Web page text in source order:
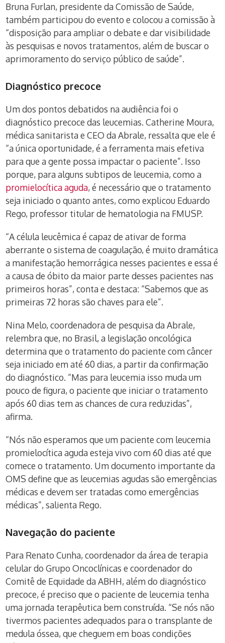
Bruna Furlan, presidente da Comissão de Saúde,
também participou do evento e colocou a comissão à
“disposição para ampliar o debate e dar visibilidade
às pesquisas e novos tratamentos, além de buscar o
aprimoramento do serviço público de saúde”.
Diagnóstico precoce
Um dos pontos debatidos na audiência foi o
diagnóstico precoce das leucemias. Catherine Moura,
médica sanitarista e CEO da Abrale, ressalta que ele é
“a única oportunidade, é a ferramenta mais efetiva
para que a gente possa impactar o paciente”. Isso
porque, para alguns subtipos de leucemia, como a
promielocítica aguda, é necessário que o tratamento
seja iniciado o quanto antes, como explicou Eduardo
Rego, professor titular de hematologia na FMUSP.
“A célula leucêmica é capaz de ativar de forma
aberrante o sistema de coagulação, é muito dramática
a manifestação hemorrágica nesses pacientes e essa é
a causa de óbito da maior parte desses pacientes nas
primeiros horas”, conta e destaca: “Sabemos que as
primeiras 72 horas são chaves para ele”.
Nina Melo, coordenadora de pesquisa da Abrale,
relembra que, no Brasil, a legislação oncológica
determina que o tratamento do paciente com câncer
seja iniciado em até 60 dias, a partir da confirmação
do diagnóstico. “Mas para leucemia isso muda um
pouco de figura, o paciente que iniciar o tratamento
após 60 dias tem as chances de cura reduzidas”,
afirma.
“Nós não esperamos que um paciente com leucemia
promielocítica aguda esteja vivo com 60 dias até que
comece o tratamento. Um documento importante da
OMS define que as leucemias agudas são emergências
médicas e devem ser tratadas como emergências
médicas”, salienta Rego.
Navegação do paciente
Para Renato Cunha, coordenador da área de terapia
celular do Grupo Oncoclínicas e coordenador do
Comitê de Equidade da ABHH, além do diagnóstico
precoce, é preciso que o paciente de leucemia tenha
uma jornada terapêutica bem construída. “Se nós não
tivermos pacientes adequados para o transplante de
medula óssea, que cheguem em boas condições